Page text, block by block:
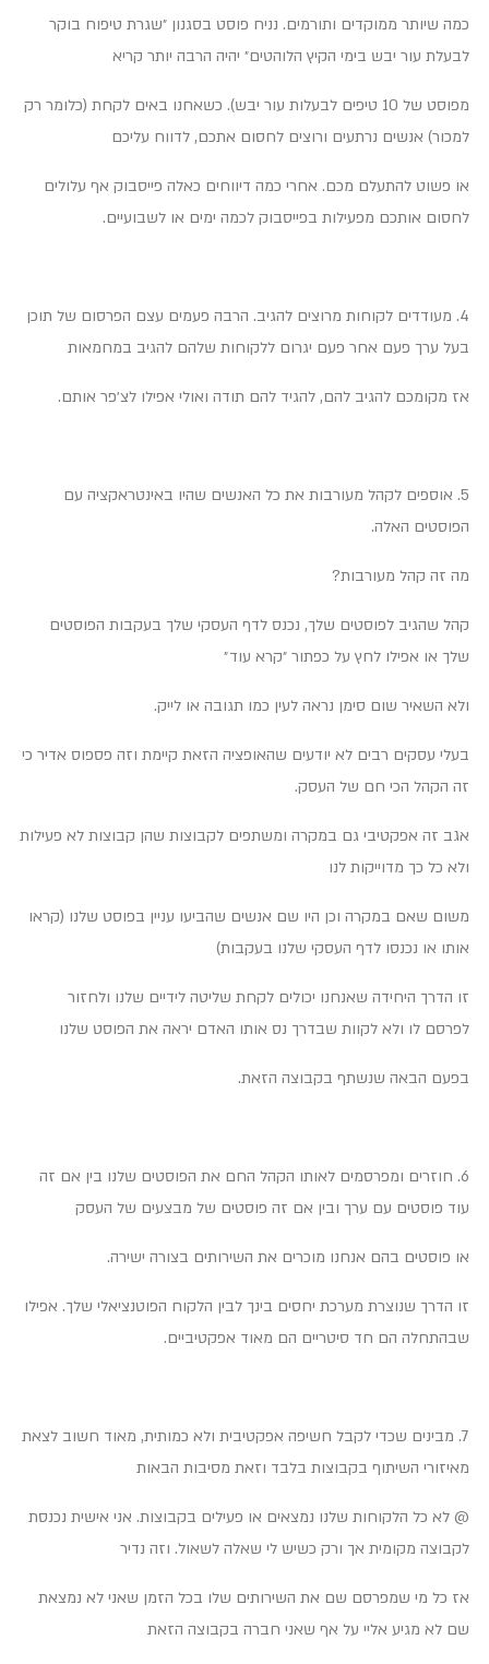
כמה שיותר ממוקדים ותורמים. נניח פוסט בסגנון ״שגרת טיפוח בוקר
לבעלת עור יבש בימי הקיץ הלוהטים״ יהיה הרבה יותר קריא
מפוסט של 10 טיפים לבעלות עור יבש). כשאחנו באים לקחת (כלומר רק
למכור) אנשים נרתעים ורוצים לחסום אתכם, לדווח עליכם
או פשוט להתעלם מכם. אחרי כמה דיווחים כאלה פייסבוק אף עלולים
לחסום אותכם מפעילות בפייסבוק לכמה ימים או לשבועיים.
4. מעודדים לקוחות מרוצים להגיב. הרבה פעמים עצם הפרסום של תוכן
בעל ערך פעם אחר פעם יגרום ללקוחות שלהם להגיב במחמאות
אז מקומכם להגיב להם, להגיד להם תודה ואולי אפילו לצ׳פר אותם.
5. אוספים לקהל מעורבות את כל האנשים שהיו באינטראקציה עם
הפוסטים האלה.
מה זה קהל מעורבות?
קהל שהגיב לפוסטים שלך, נכנס לדף העסקי שלך בעקבות הפוסטים
שלך או אפילו לחץ על כפתור ״קרא עוד״
ולא השאיר שום סימן נראה לעין כמו תגובה או לייק.
בעלי עסקים רבים לא יודעים שהאופציה הזאת קיימת וזה פספוס אדיר כי
זה הקהל הכי חם של העסק.
אגב זה אפקטיבי גם במקרה ומשתפים לקבוצות שהן קבוצות לא פעילות
ולא כל כך מדוייקות לנו
משום שאם במקרה וכן היו שם אנשים שהביעו עניין בפוסט שלנו (קראו
אותו או נכנסו לדף העסקי שלנו בעקבות)
זו הדרך היחידה שאנחנו יכולים לקחת שליטה לידיים שלנו ולחזור
לפרסם לו ולא לקוות שבדרך נס אותו האדם יראה את הפוסט שלנו
בפעם הבאה שנשתף בקבוצה הזאת.
6. חוזרים ומפרסמים לאותו הקהל החם את הפוסטים שלנו בין אם זה
עוד פוסטים עם ערך ובין אם זה פוסטים של מבצעים של העסק
או פוסטים בהם אנחנו מוכרים את השירותים בצורה ישירה.
זו הדרך שנוצרת מערכת יחסים בינך לבין הלקוח הפוטנציאלי שלך. אפילו
שבהתחלה הם חד סיטריים הם מאוד אפקטיביים.
7. מבינים שכדי לקבל חשיפה אפקטיבית ולא כמותית, מאוד חשוב לצאת
מאיזורי השיתוף בקבוצות בלבד וזאת מסיבות הבאות
@ לא כל הלקוחות שלנו נמצאים או פעילים בקבוצות. אני אישית נכנסת
לקבוצה מקומית אך ורק כשיש לי שאלה לשאול. וזה נדיר
אז כל מי שמפרסם שם את השירותים שלו בכל הזמן שאני לא נמצאת
שם לא מגיע אליי על אף שאני חברה בקבוצה הזאת